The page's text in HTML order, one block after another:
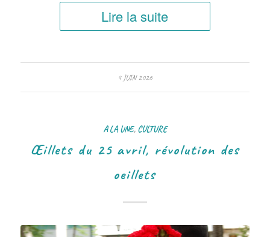
Lire la suite
4 JUIN 2026
A LA UNE, CULTURE
Œillets du 25 avril, révolution des
oeillets